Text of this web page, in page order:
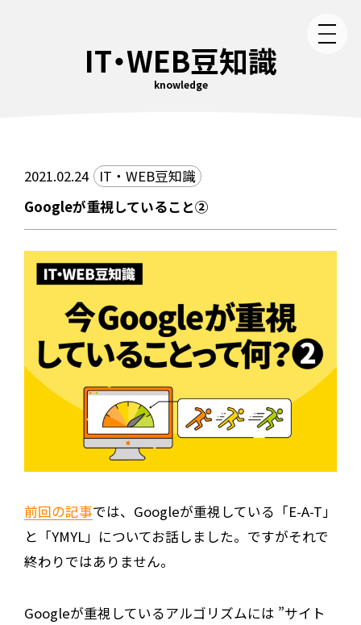
IT・WEB豆知識
knowledge
2021.02.24
IT・WEB豆知識
Googleが重視していること②
前回の記事では、Googleが重視している「E-A-T」
と「YMYL」についてお話しました。ですがそれで
終わりではありません。
Googleが重視しているアルゴリズムには ”サイト